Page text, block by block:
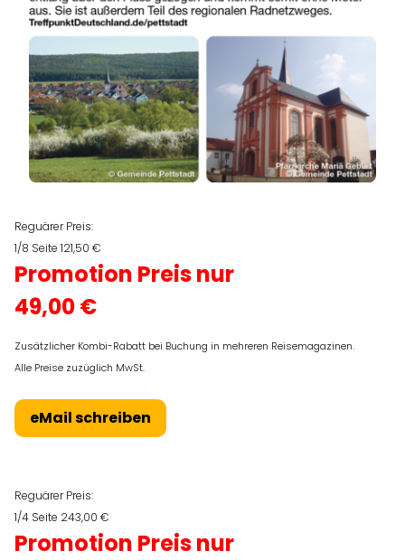
Reguärer Preis:
1/8 Seite 121,50 €
Promotion Preis nur
49,00 €
Zusätzlicher Kombi-Rabatt bei Buchung in mehreren Reisemagazinen.
Alle Preise zuzüglich MwSt.
eMail schreiben
Reguärer Preis:
1/4 Seite 243,00 €
Promotion Preis nur